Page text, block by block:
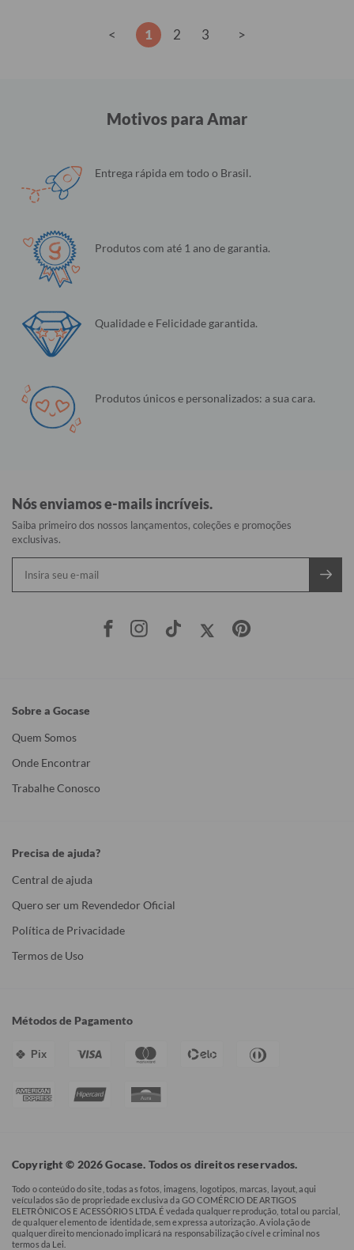
< 1 2 3 >
Motivos para Amar
Entrega rápida em todo o Brasil.
Produtos com até 1 ano de garantia.
Qualidade e Felicidade garantida.
Produtos únicos e personalizados: a sua cara.
Nós enviamos e-mails incríveis.
Saiba primeiro dos nossos lançamentos, coleções e promoções
exclusivas.
Sobre a Gocase
Quem Somos
Onde Encontrar
Trabalhe Conosco
Precisa de ajuda?
Central de ajuda
Quero ser um Revendedor Oficial
Política de Privacidade
Termos de Uso
Métodos de Pagamento
Pix
Copyright © 2026 Gocase. Todos os direitos reservados.
Todo o conteúdo do site, todas as fotos, imagens, logotipos, marcas, layout, aqui
veículados são de propriedade exclusiva da GO COMÉRCIO DE ARTIGOS
ELETRÔNICOS E ACESSÓRIOS LTDA. É vedada qualquer reprodução, total ou parcial,
de qualquer elemento de identidade, sem expressa autorização. A violação de
qualquer direito mencionado implicará na responsabilização cível e criminal nos
termos da Lei.